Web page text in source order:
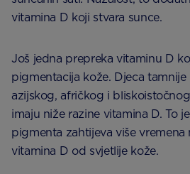
vitamina D koji stvara sunce.
Još jedna prepreka vitaminu D
pigmentacija kože. Djeca
azijskog, afričkog i
imaju niže razine vitamina D. To
pigmenta zahtijeva više vremena
vitamina D od svjetlije kože.